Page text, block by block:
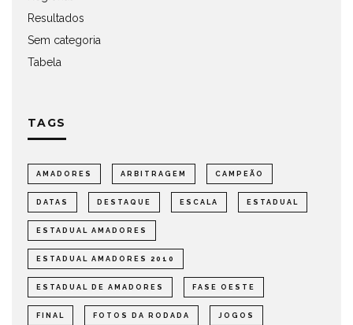
Resultados
Sem categoria
Tabela
TAGS
AMADORES ARBITRAGEM CAMPEÃO
DATAS DESTAQUE ESCALA ESTADUAL
ESTADUAL AMADORES
ESTADUAL AMADORES 2010
ESTADUAL DE AMADORES FASE OESTE
FINAL FOTOS DA RODADA JOGOS